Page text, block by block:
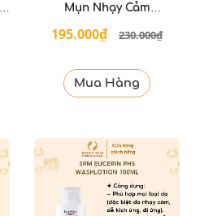
Mụn Nhạy Cảm
Cleanser 75g
195.000₫ 230.000₫
Mua Hàng